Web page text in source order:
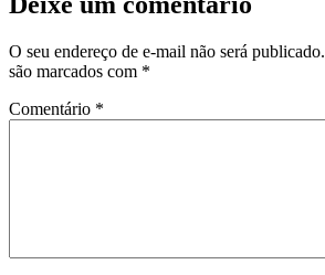
O seu endereço de e-mail não será publicado.
são marcados com *
Comentário *